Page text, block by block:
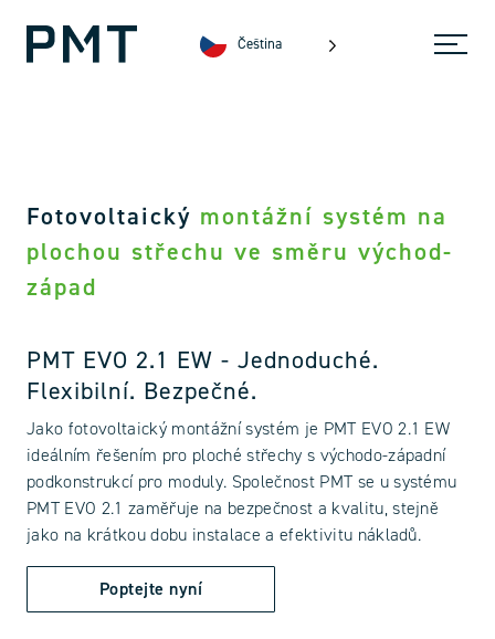
Čeština
Fotovoltaický montážní systém na
plochou střechu ve směru východ-
západ
PMT EVO 2.1 EW - Jednoduché.
Flexibilní. Bezpečné.
Jako fotovoltaický montážní systém je PMT EVO 2.1 EW
ideálním řešením pro ploché střechy s východo-západní
podkonstrukcí pro moduly. Společnost PMT se u systému
PMT EVO 2.1 zaměřuje na bezpečnost a kvalitu, stejně
jako na krátkou dobu instalace a efektivitu nákladů.
Poptejte nyní